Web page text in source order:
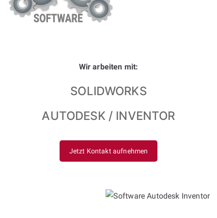
Wir arbeiten mit:
SOLIDWORKS
AUTODESK / INVENTOR
Jetzt Kontakt aufnehmen